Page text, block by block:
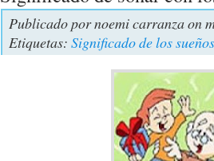
Publicado pornoemi carranzaon
Etiquetas: Significado de los sueños